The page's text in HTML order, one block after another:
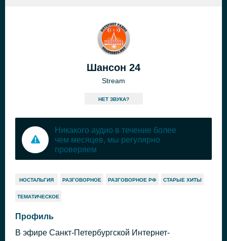
Шансон 24
Stream
HЕТ ЗВУКА?
Никакого аудио в течение более
чем месяцев, мы регулярно
проверяем
НОСТАЛЬГИЯ РАЗГОВОРНОЕ РАЗГОВОРНОЕ РФ СТАРЫЕ ХИТЫ
ТЕМАТИЧЕСКОЕ
Профиль
В эфире Санкт-Петербургской Интернет-